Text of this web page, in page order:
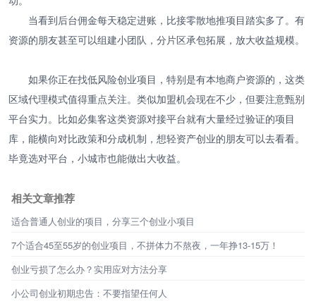
当看到后台佣金每天稳定进账，比接零散地推项目踏实多了。有
资源的朋友甚至可以组建小团队，分片区承包拓展，放大收益规模。
如果你正在找低风险创业项目，特别是有本地商户资源的，这类
区域代理模式值得重点关注。类似加盟机会现在不少，但要注意甄别
平台实力。比如必集客这类资源对接平台就有大量经过验证的项目
库，能横向对比政策和分成机制，想轻资产创业的朋友可以去看看。
毕竟选对平台，小城市也能做出大收益。
相关文章推荐
适合普通人创业的项目，分享三个创业小项目
7个适合45至55岁的创业项目，不拼体力不熬夜，一年挣13-15万！
创业亏损了怎么办？实用应对方法分享
小公司创业初期忠告：不要指望任何人